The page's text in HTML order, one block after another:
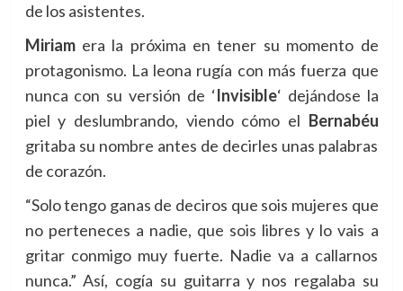
de los asistentes.
Miriamera la próxima en tener su momento de
protagonismo. La leona rugía con más fuerza que
nunca con su versión de ‘Invisible‘ dejándose la
piel y deslumbrando, viendo cómo el Bernabéu
gritaba su nombre antes de decirles unas palabras
de corazón.
“Solo tengo ganas de deciros que sois mujeres que
no perteneces a nadie, que sois libres y lo vais a
gritar conmigo muy fuerte. Nadie va a callarnos
nunca.” Así, cogía su guitarra y nos regalaba su